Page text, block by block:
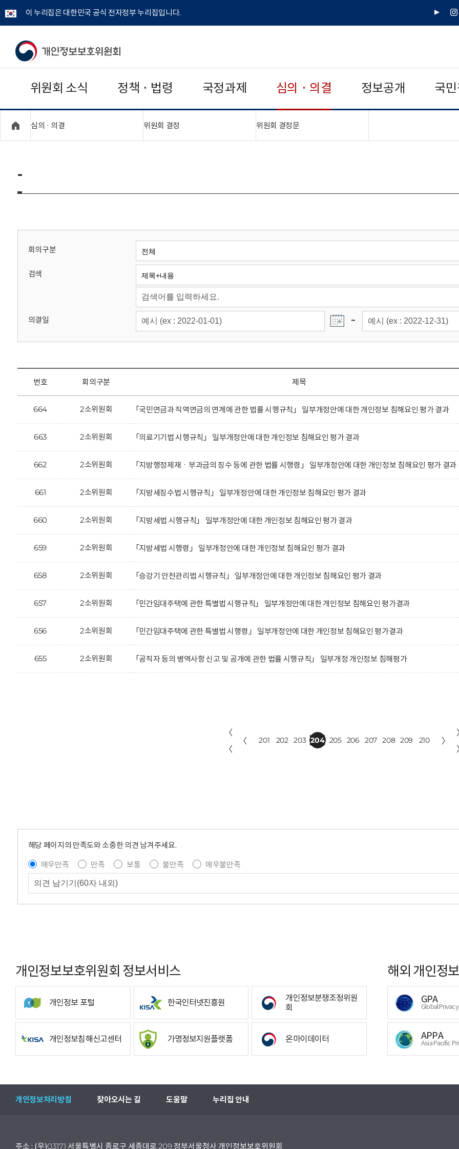
이 누리집은 대한민국 공식 전자정부 누리집입니다.
유
인
개
보
보
위
회
위원회 소식 정책 · 법령 국정과제 심의 · 의결 정보공개 국
심의 · 의결 위원회 결정 위원회 결정문"접기,펼치기"
-
회의구분
검색
의결일 ~
번호 회의구분 제목
664 2소위원회 「국민연금과 직역연금의 연계에 관한 법률 시행규칙」 일부개정안에 대한 개인정보 침해요인 평가 결과
663 2소위원회 「의료기기법 시행규칙」 일부개정안에 대한 개인정보 침해요인 평가 결과
662 2소위원회 「지방행정제재ㆍ부과금의 징수 등에 관한 법률 시행령」 일부개정안에 대한 개인정보 침해요인 평가 결과
661 2소위원회 「지방세징수법 시행규칙」 일부개정안에 대한 개인정보 침해요인 평가 결과
660 2소위원회 「지방세법 시행규칙」 일부개정안에 대한 개인정보 침해요인 평가 결과
659 2소위원회 「지방세법 시행령」 일부개정안에 대한 개인정보 침해요인 평가 결과
658 2소위원회 「승강기 안전관리법 시행규칙」 일부개정안에 대한 개인정보 침해요인 평가 결과
657 2소위원회 「민간임대주택에 관한 특별법 시행규칙」 일부개정안에 대한 개인정보 침해요인 평가결과
656 2소위원회 「민간임대주택에 관한 특별법 시행령」 일부개정안에 대한 개인정보 침해요인 평가결과
655 2소위원회 「공직자 등의 병역사항 신고 및 공개에 관한 법률 시행규칙」 일부개정 개인정보 침해평가
〈
〈
〈 201 202 203 204 205 206 207 208 209 210 〉
해당 페이지의 만족도와 소중한 의견 남겨주세요.
매우만족
만족 보통 불만족
매우불만족
개인정보보호위원회 정보서비스
개인정보 포털 한국인터넷진흥원
개인정보분쟁조정위원
회
개인정보침해신고센터 가명정보지원플랫폼 온마이데이터
해외 개인정
GPA
Global
APPA
Asia Pacific
개인정보처리방침 찾아오시는 길 도움말 누리집 안내
주소 : (우)03171 서울특별시 종로구 세종대로 209 정부서울청사 개인정보보호위원회